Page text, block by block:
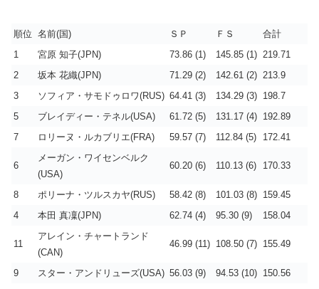
順位 名前(国) ＳＰ ＦＳ
合計
1
宮原 知子(JPN) 73.86 (1) 145.85 (1) 219.71
2
坂本 花織(JPN) 71.29 (2) 142.61 (2) 213.9
3
ソフィア・サモドゥロワ(RUS) 64.41 (3) 134.29 (3) 198.7
5
ブレイディー・テネル(USA) 61.72 (5) 131.17 (4) 192.89
7
ロリーヌ・ルカブリエ(FRA) 59.57 (7) 112.84 (5) 172.41
6
メーガン・ワイセンベルク
(USA)
60.20 (6) 110.13 (6) 170.33
8 ポリーナ・ツルスカヤ(RUS) 58.42 (8) 101.03 (8) 159.45
4
本田 真凜(JPN) 62.74 (4) 95.30 (9) 158.04
11
アレイン・チャートランド
(CAN)
46.99 (11) 108.50 (7) 155.49
9 スター・アンドリューズ(USA) 56.03 (9) 94.53 (10) 150.56